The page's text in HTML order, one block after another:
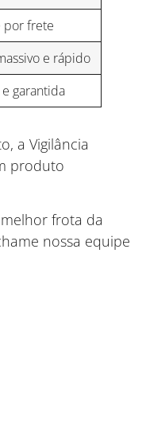
por frete
e rápido
garantida
a Vigilância
produto
frota da
nossa equipe